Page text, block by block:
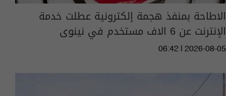
الاطاحة بمنفذ هجمة إلكترونية عطلت خدمة
الإنترنت عن 6 الاف مستخدم في نينوى
06:42 | 2026-08-05